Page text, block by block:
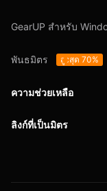
GearUP สำหรับ
พันธมิตร สูงสุด 70%
ความช่วยเหลือ
การสนับสนุน
ลิงก์ที่เป็นมิตร